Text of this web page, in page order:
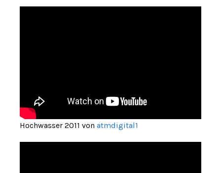
Hochwasser 2011 von atmdigital1